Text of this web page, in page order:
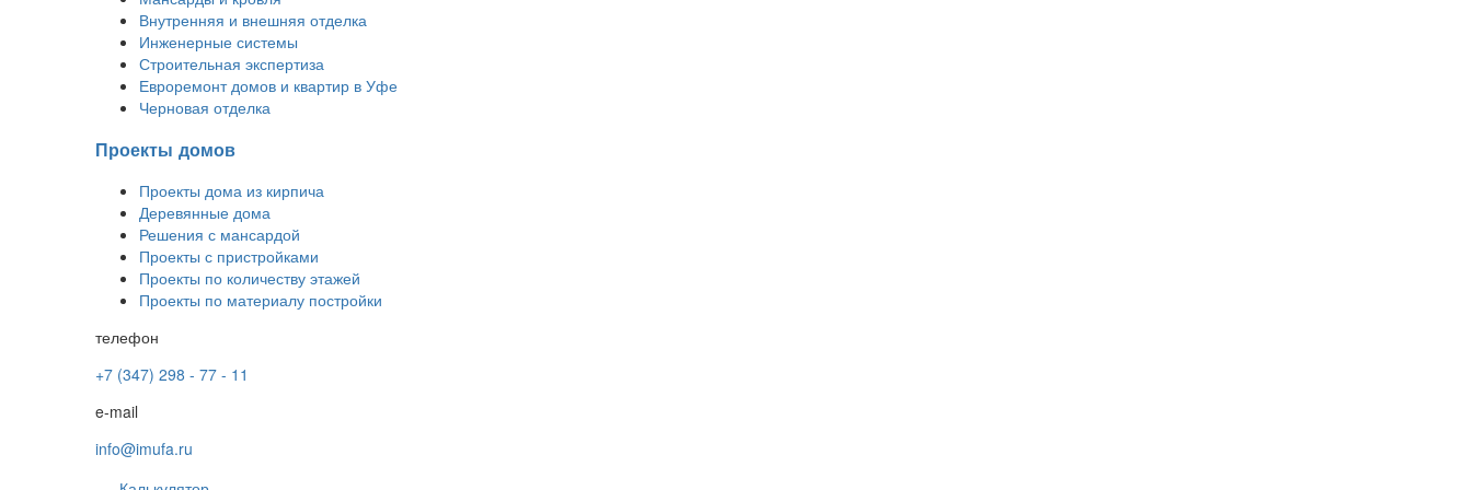
Внутренняя и внешняя отделка
Инженерные системы
Строительная экспертиза
Евроремонт домов и квартир в Уфе
Черновая отделка
Проекты домов
Проекты дома из кирпича
Деревянные дома
Решения с мансардой
Проекты с пристройками
Проекты по количеству этажей
Проекты по материалу постройки
телефон
+7 (347) 298 - 77 - 11
e-mail
info@imufa.ru